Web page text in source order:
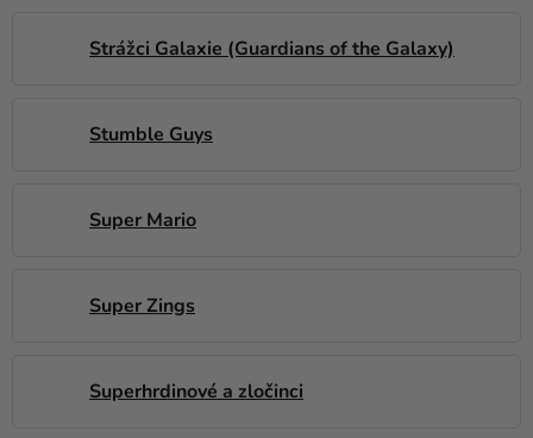
Strážci Galaxie (Guardians of the Galaxy)
Stumble Guys
Super Mario
Super Zings
Superhrdinové a zločinci